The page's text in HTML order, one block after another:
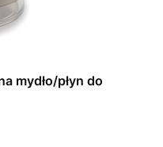
mydło/płyn do